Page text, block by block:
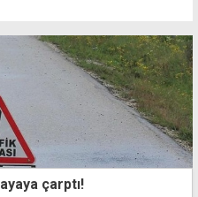
çarptı!